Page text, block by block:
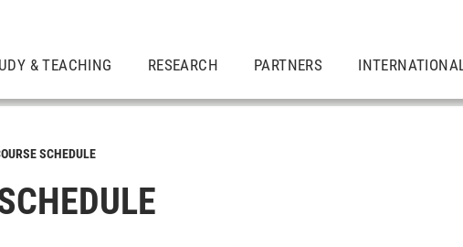
& TEACHING RESEARCH PARTNERS
SCHEDULE